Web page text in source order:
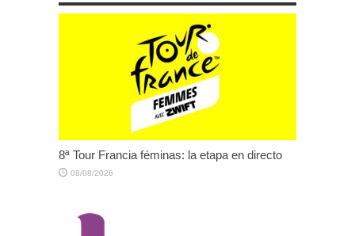
8ª Tour Francia féminas: la etapa en directo
08/08/2026